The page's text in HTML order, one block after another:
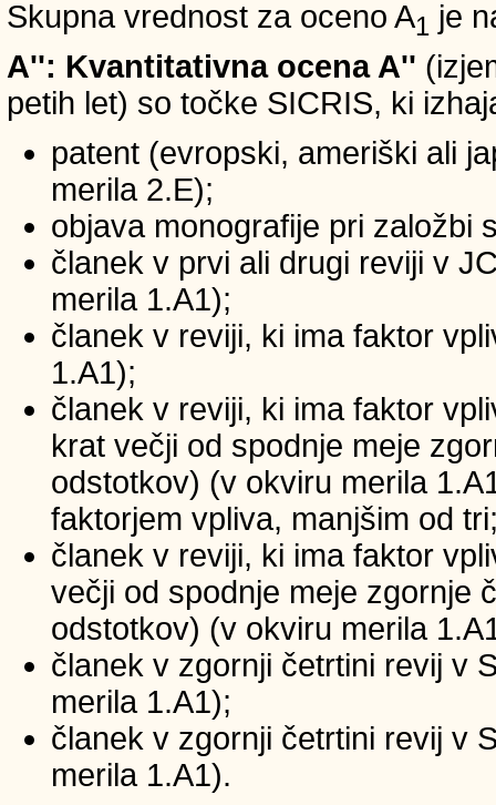
Skupna vrednost za oceno A1 je
A'': Kvantitativna ocena A''
petih let) so točke SICRIS, ki
patent (evropski, ameriški ali
merila 2.E);
objava monografije pri založbi
članek v prvi ali drugi reviji v
merila 1.A1);
članek v reviji, ki ima faktor
1.A1);
članek v reviji, ki ima faktor
krat večji od spodnje meje
odstotkov) (v okviru merila
faktorjem vpliva, manjšim od
članek v reviji, ki ima faktor
večji od spodnje meje zgornje
odstotkov) (v okviru merila
članek v zgornji četrtini revij v
merila 1.A1);
članek v zgornji četrtini revij v
merila 1.A1).